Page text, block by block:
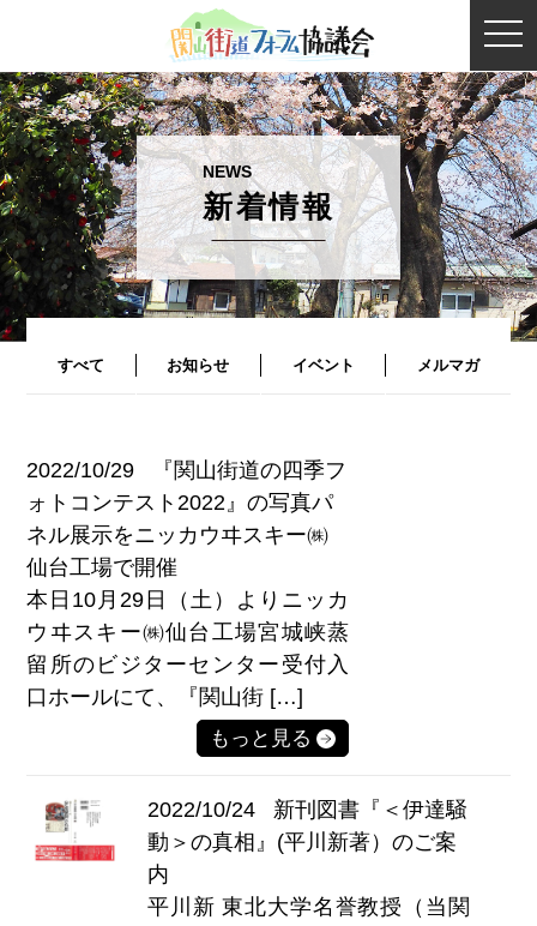
新着情報
すべて お知らせ イベント メルマガ
2022/10/29
『関山街道の四季フ
ォトコンテスト2022』の写真パ
ネル展示をニッカウヰスキー㈱
仙台工場で開催
本日10月29日（土）よりニッカ
ウヰスキー㈱仙台工場宮城峡蒸
留所のビジターセンター受付入
口ホールにて、『関山街 […]
もっと見る
2022/10/24
新刊図書『＜伊達騒
動＞の真相』(平川新著）のご案
内
平川新 東北大学名誉教授（当関